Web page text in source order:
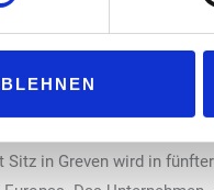
und Energiebranche
für E-Lkw und E-Pkw
Oudsandji erklärte, gerade
Batteriespeicher
Sitz in Greven wird in